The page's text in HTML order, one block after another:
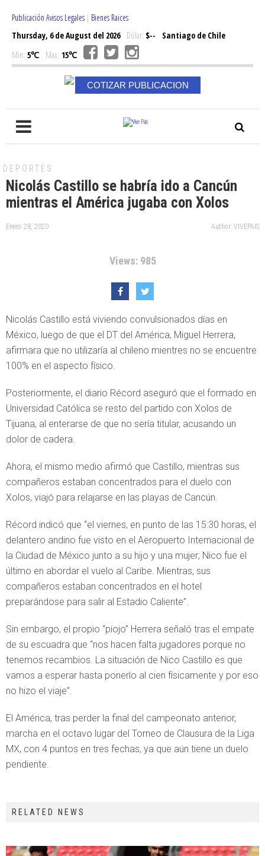
Publicación Avisos Legales | Bienes Raices
Thursday, 6 de August del 2026Dólar: $--
Santiago de Chile
Min: 5℃ Max: 15℃
COTIZAR PUBLICACION
DEPORTES
Nicolás Castillo se habría ido a Cancún
mientras el América jugaba con Xolos
Enero 28, 2020 Author: VIVEPAIS
Views: 985
Nicolás Castillo está viviendo convulsionados días en
México, luego de que el DT del América, Miguel Herrera,
afirmara que no utilizaría al chileno mientres no se encuentre
100% en el aspecto físico.
Posteriormente, el diario Récord aseguró que el formado en
Universidad Católica se resto del partido con Xolos de
Tijuana, al enterarse de que no sería titular, acusando un
dolor de cadera.
Ahora, el mismo medio afirmó que Castillo, mientras sus
compañeros estaban concentrados para el duelo con
Xolos, viajó para relajarse en las playas de Cancún.
Récord indicó que “el viernes, en punto de las 15:30 horas, el
delantero andino fue visto en el Aeropuerto Internacional de
la Ciudad de México junto a su hijo y una mujer; Nico fue el
último en abordar el vuelo al Caribe. Mientras, sus
compañeros estaban concentrados en el hotel
preparándose para salir al Estadio Caliente”.
Sin embargo, el propio “piojo” Herrera señaló tras el empate
de su escuadra que “nos hacen falta jugadores porque no
tenemos recambios. La situación de Nico Castillo es que
vamos a esperar hasta ponerlo al cien físicamente y por eso
no hizo el viaje”.
El América, tras perder la final del campeonato anterior,
marcha en el octavo lugar del Torneo de Clausura de la Liga
MX, con 4 puntos en tres fechas, ya que aún tiene un duelo
pendiente.
RELATED NEWS